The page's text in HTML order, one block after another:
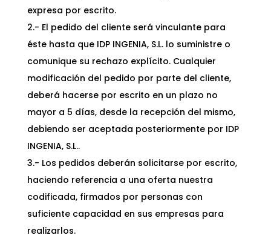
expresa por escrito.
2.- El pedido del cliente será vinculante para
éste hasta que IDP INGENIA, S.L. lo suministre o
comunique su rechazo explícito. Cualquier
modificación del pedido por parte del cliente,
deberá hacerse por escrito en un plazo no
mayor a 5 días, desde la recepción del mismo,
debiendo ser aceptada posteriormente por IDP
INGENIA, S.L..
3.- Los pedidos deberán solicitarse por escrito,
haciendo referencia a una oferta nuestra
codificada, firmados por personas con
suficiente capacidad en sus empresas para
realizarlos.